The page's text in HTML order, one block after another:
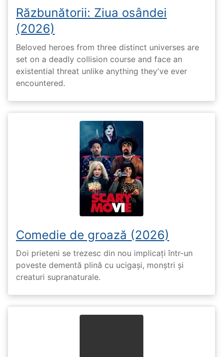
Răzbunătorii: Ziua osândei
(2026)
Beloved heroes from three distinct universes are
set on a deadly collision course and face an
existential threat unlike anything they've ever
encountered.
Comedie de groază (2026)
Doi prieteni se trezesc din nou implicați într-un
poveste dementă plină cu ucigași, monștri și
creaturi supranaturale.